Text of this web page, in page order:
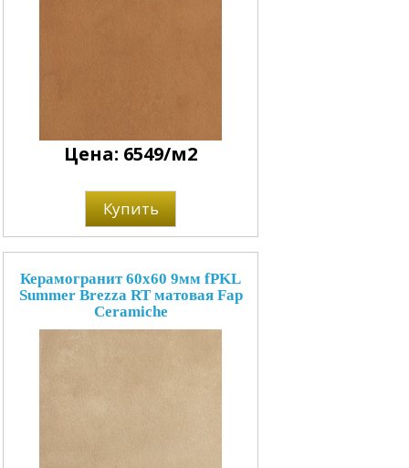
Цена: 6549/м2
Купить
Керамогранит 60x60 9мм fPKL
Summer Brezza RT матовая Fap
Ceramiche